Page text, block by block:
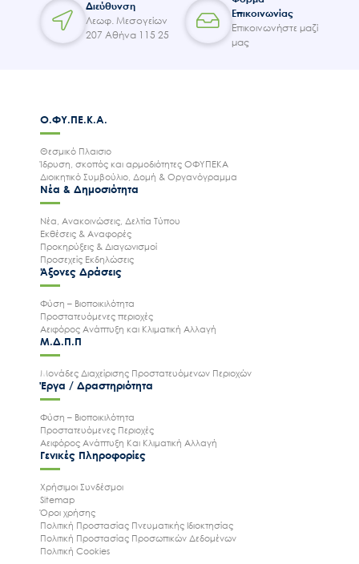
Διεύθυνση
Λεωφ. Μεσογείων
207 Αθήνα 115 25
Επικοινωνίας
Επικοινωνήστε μαζί
μας
Ο.ΦΥ.ΠΕ.Κ.Α.
Θεσμικό Πλαισιο
Ίδρυση, σκοπός και αρμοδιότητες ΟΦΥΠΕΚΑ
Διοικητικό Συμβούλιο, Δομή & Οργανόγραμμα
Νέα & Δημοσιότητα
Νέα, Ανακοινώσεις, Δελτία Τύπου
Εκθέσεις & Αναφορές
Προκηρύξεις & Διαγωνισμοί
Προσεχείς Εκδηλώσεις
Άξονες Δράσεις
Φύση – Βιοποικιλότητα
Προστατευόμενες περιοχές
Αειφόρος Ανάπτυξη και Κλιματική Αλλαγή
Μ.Δ.Π.Π
Μονάδες Διαχείρισης Προστατευόμενων Περιοχών
Έργα / Δραστηριότητα
Φύση – Βιοποικιλότητα
Προστατευόμενες Περιοχές
Αειφόρος Ανάπτυξη Και Κλιματική Αλλαγή
Γενικές Πληροφορίες
Χρήσιμοι Συνδέσμοι
Sitemap
Όροι χρήσης
Πολιτική Προστασίας Πνευματικής Ιδιοκτησίας
Πολιτική Προστασίας Προσωπικών Δεδομένων
Πολιτική Cookies